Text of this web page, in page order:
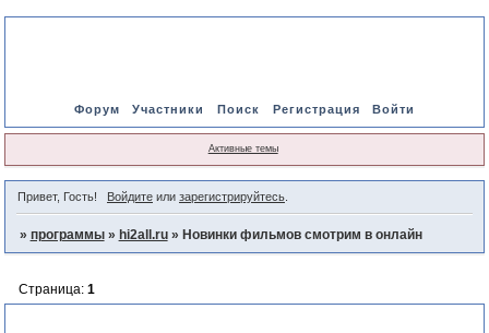
Форум Участники Поиск Регистрация Войти
Активные темы
Привет, Гость! Войдитеили зарегистрируйтесь.
» программы » hi2all.ru » Новинки фильмов смотрим в онлайн
Страница: 1